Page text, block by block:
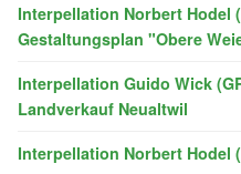
Interpellation Norbert Hodel
Gestaltungsplan "Obere
Interpellation Guido Wick
Landverkauf Neualtwil
Interpellation Norbert Hodel